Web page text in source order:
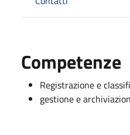
Competenze
Registrazione e
gestione e